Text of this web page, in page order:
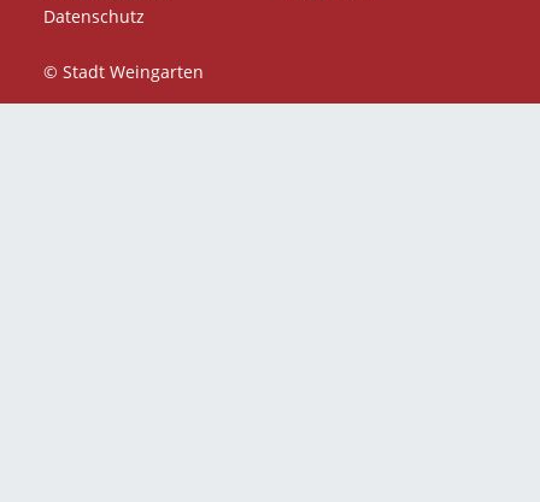
Datenschutz
© Stadt Weingarten